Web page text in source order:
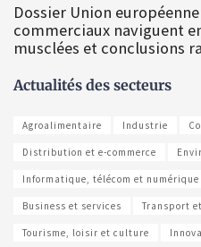
Dossier Union
commerciaux naviguent
musclées et conclusions
Actualités des secteurs
Agroalimentaire Industrie
Distribution et e-commerce
Informatique, télécom et numérique
Business et services Transport
Tourisme, loisir et culture